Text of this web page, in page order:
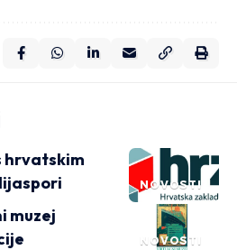
NOVOSTI
hrvatskim
NOVOSTI
muzej